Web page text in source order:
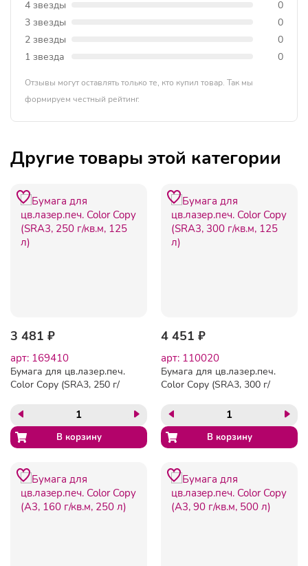
4 звезды
0
3 звезды
0
2 звезды
0
1 звезда
0
Отзывы могут оставлять только те, кто купил товар. Так мы
формируем честный рейтинг.
Другие товары этой категории
3 481 ₽
арт: 169410
Бумага для цв.лазер.печ.
Color Copy (SRA3, 250 г/
4 451 ₽
арт: 110020
Бумага для цв.лазер.печ.
Color Copy (SRA3, 300 г/